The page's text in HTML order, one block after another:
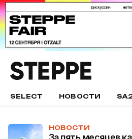
SELECT НОВОСТИ
НОВОСТИ